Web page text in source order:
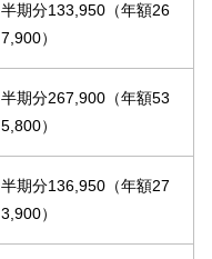
半期分133,950（年額26
7,900）
半期分267,900（年額53
5,800）
半期分136,950（年額27
3,900）